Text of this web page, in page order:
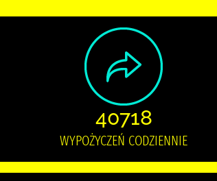
40718
WYPOŻYCZEŃ CODZIENNIE